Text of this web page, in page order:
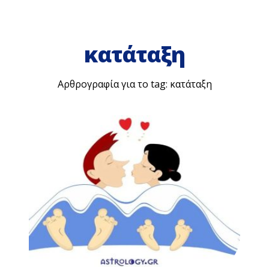
κατάταξη
Αρθρογραφία για το tag: κατάταξη